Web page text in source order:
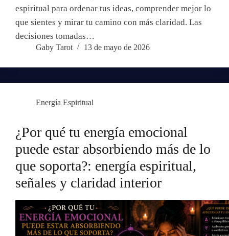
espiritual para ordenar tus ideas, comprender mejor lo
que sientes y mirar tu camino con más claridad. Las
decisiones tomadas…
Gaby Tarot 13 de mayo de 2026
Energía Espiritual
¿Por qué tu energía emocional
puede estar absorbiendo más de lo
que soporta?: energía espiritual,
señales y claridad interior